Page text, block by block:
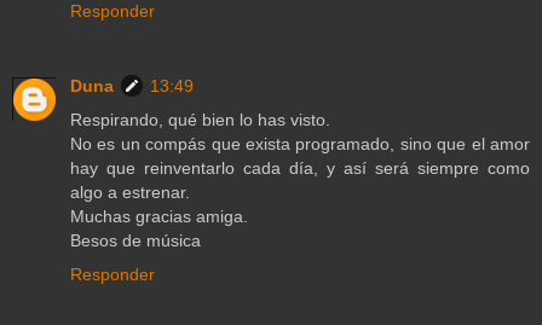
Responder
Duna
13:49
Respirando, qué bien lo has visto.
No es un compás que exista programado, sino que el amor
hay que reinventarlo cada día, y así será siempre como
algo a estrenar.
Muchas gracias amiga.
Besos de música
Responder